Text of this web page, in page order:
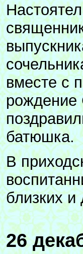
вместе с
рождение
батюшка.
В
близких
26